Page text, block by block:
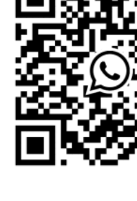
Scuola
in
Liceo
ore 18 - Fiano
in
da mons.
ore 20.30 -
di don
in alcuni
alle ore